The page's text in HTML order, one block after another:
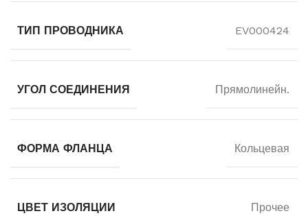
ТИП ПРОВОДНИКА EV000424
УГОЛ СОЕДИНЕНИЯ Прямолинейн.
ФОРМА ФЛАНЦА Кольцевая
ЦВЕТ ИЗОЛЯЦИИ Прочее